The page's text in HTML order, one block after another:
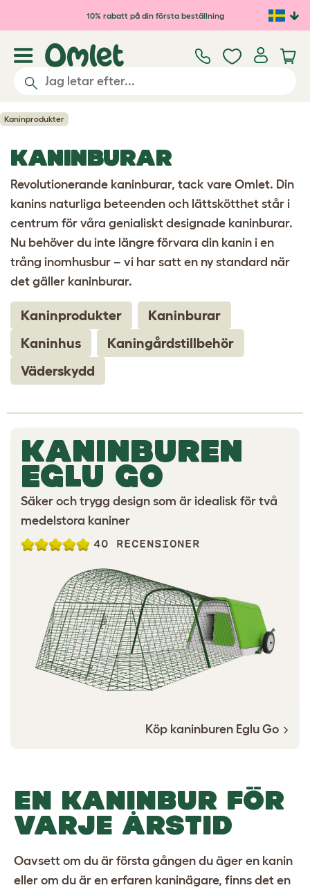
Hoppa till huvudinnehåll
10% rabatt på din första beställning
Kaninprodukter
KANINBURAR
Revolutionerande kaninburar, tack vare Omlet. Din
kanins naturliga beteenden och lättskötthet står i
centrum för våra genialiskt designade kaninburar.
Nu behöver du inte längre förvara din kanin i en
trång inomhusbur – vi har satt en ny standard när
det gäller kaninburar.
Kaninprodukter
Kaninburar
Kaninhus
Kaningårdstillbehör
Väderskydd
KANINBUREN
EGLU GO
Säker och trygg design som är idealisk för två
medelstora kaniner
40 RECENSIONER
Köp kaninburen Eglu Go
EN KANINBUR FÖR
VARJE ÅRSTID
Oavsett om du är första gången du äger en kanin
eller om du är en erfaren kaninägare, finns det en